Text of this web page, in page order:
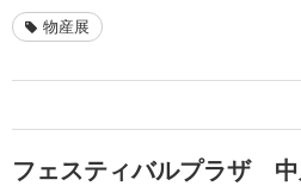
物産展
フェスティバルプラザ 中